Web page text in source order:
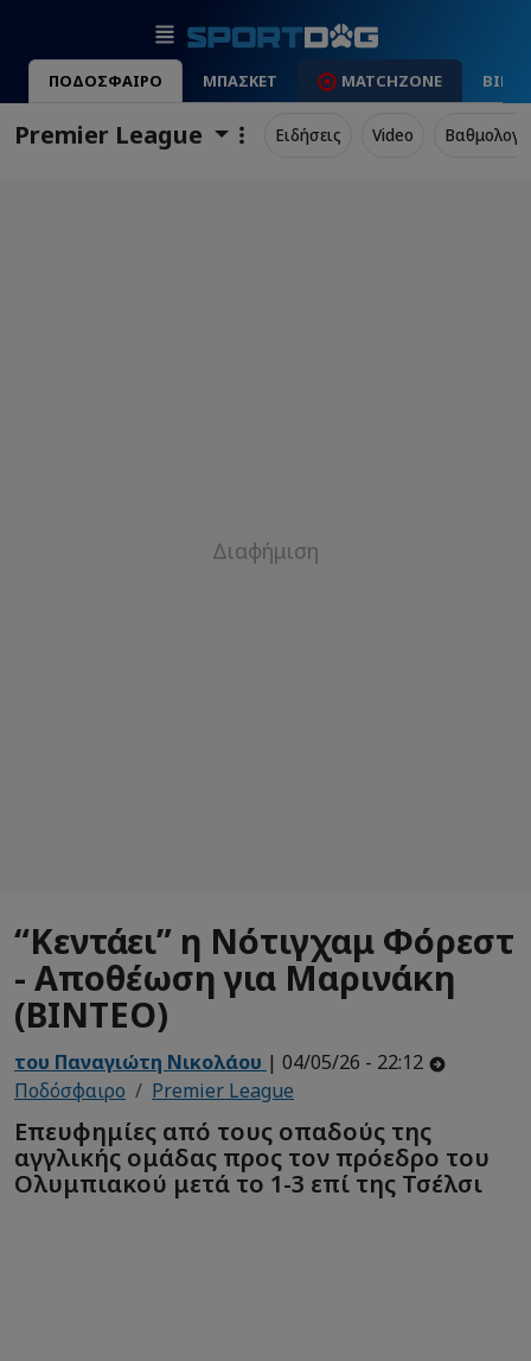
ΠΟΔΟΣΦΑΙΡΟ ΜΠΑΣΚΕΤ MATCHZONE
Premier League Ειδήσεις Video
“Κεντάει” η Νότιγχαμ Φόρεστ
- Αποθέωση για Μαρινάκη
(ΒΙΝΤΕΟ)
του Παναγιώτη Νικολάου | 04/05/26 - 22:12
Ποδόσφαιρο
Premier League
Επευφημίες από τους οπαδούς της
αγγλικής ομάδας προς τον πρόεδρο του
Ολυμπιακού μετά το 1-3 επί της Τσέλσι